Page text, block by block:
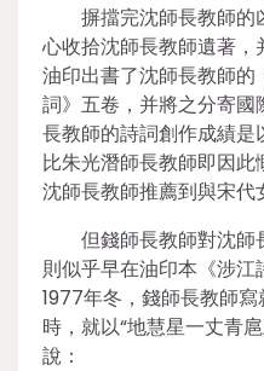
摒擋完沈師長教師
心收拾沈師長教師遺著
油印出書了沈師長教師
詞》五卷，并將之分寄
長教師的詩詞創作成績
比朱光潛師長教師即因此
沈師長教師推薦到與宋代
但錢師長教師對沈師
則似乎早在油印本《涉江
1977年冬，錢師長教師寫
時，就以“地慧星一丈青
說：